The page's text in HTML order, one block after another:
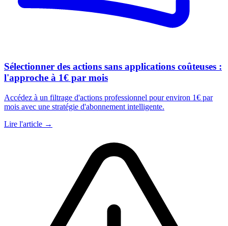
Sélectionner des actions sans applications coûteuses :
l'approche à 1€ par mois
Accédez à un filtrage d'actions professionnel pour environ 1€ par
mois avec une stratégie d'abonnement intelligente.
Lire l'article →